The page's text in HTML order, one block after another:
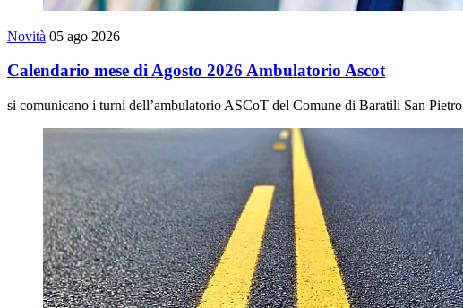
Novità 05 ago 2026
Calendario mese di Agosto 2026 Ambulatorio Ascot
si comunicano i turni dell’ambulatorio ASCoT del Comune di Baratili San Pietro